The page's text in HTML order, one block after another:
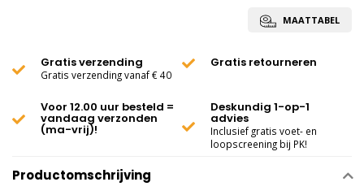
MAATTABEL
Gratis verzending
Gratis verzending vanaf € 40
Gratis retourneren
Voor 12.00 uur besteld =
vandaag verzonden
(ma-vrij)!
Deskundig 1-op-1
advies
Inclusief gratis voet- en
loopscreening bij PK!
Productomschrijving